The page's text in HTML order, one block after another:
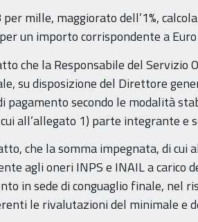
mille, maggiorato dell’1%,
un importo corrispondente a
che la Responsabile del Servizio
su disposizione del Direttore
pagamento secondo le modalità
all’allegato 1) parte integrante
che la somma impegnata, di cui
agli oneri INPS e INAIL a carico
in sede di conguaglio finale, nel
le rivalutazioni del minimale e